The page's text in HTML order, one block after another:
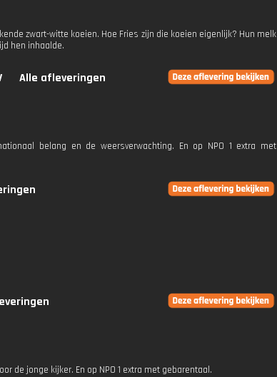
zwart-witte koeien. Hoe Fries zijn die koeien eigenlijk? Hun melk
hen inhaalde.
Alle afleveringen
belang en de weersverwachting. En op NPO 1 extra met
de jonge kijker. En op NPO 1 extra met gebarentaal.